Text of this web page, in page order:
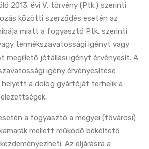
2013. évi V. törvény (Ptk.) szerinti
közötti szerződés esetén az
miatt a fogyasztó Ptk. szerinti
termékszavatossági igényt vagy
megillető jótállási igényt érvényesít. A
igény érvényesítése
helyett a dolog gyártóját terhelik a
a fogyasztó a megyei (fővárosi)
mellett működő békéltető
Az eljárásra a